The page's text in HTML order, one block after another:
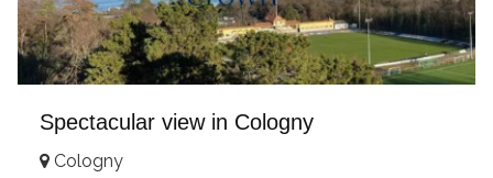
Spectacular view in Cologny
Cologny